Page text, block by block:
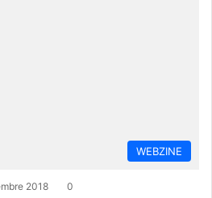
WEBZINE
2018 0